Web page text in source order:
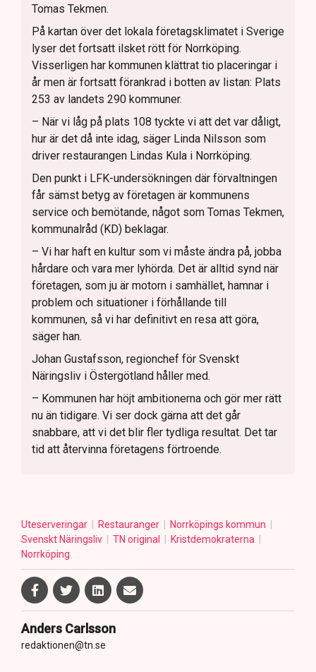
Tomas Tekmen.
På kartan över det lokala företagsklimatet i Sverige
lyser det fortsatt ilsket rött för Norrköping.
Visserligen har kommunen klättrat tio placeringar i
år men är fortsatt förankrad i botten av listan: Plats
253 av landets 290 kommuner.
– När vi låg på plats 108 tyckte vi att det var dåligt,
hur är det då inte idag, säger Linda Nilsson som
driver restaurangen Lindas Kula i Norrköping.
Den punkt i LFK-undersökningen där förvaltningen
får sämst betyg av företagen är kommunens
service och bemötande, något som Tomas Tekmen,
kommunalråd (KD) beklagar.
– Vi har haft en kultur som vi måste ändra på, jobba
hårdare och vara mer lyhörda. Det är alltid synd när
företagen, som ju är motorn i samhället, hamnar i
problem och situationer i förhållande till
kommunen, så vi har definitivt en resa att göra,
säger han.
Johan Gustafsson, regionchef för Svenskt
Näringsliv i Östergötland håller med.
– Kommunen har höjt ambitionerna och gör mer rätt
nu än tidigare. Vi ser dock gärna att det går
snabbare, att vi det blir fler tydliga resultat. Det tar
tid att återvinna företagens förtroende.
Uteserveringar Restauranger
Norrköpings kommun
Svenskt Näringsliv
TN original
Kristdemokraterna
Norrköping
Anders Carlsson
redaktionen@tn.se